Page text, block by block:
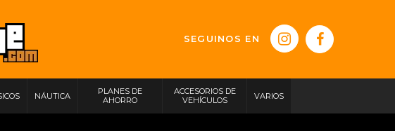
SEGUINOS EN
NÁUTICA
PLANES DE
AHORRO
ACCESORIOS DE
VEHÍCULOS
VARIOS